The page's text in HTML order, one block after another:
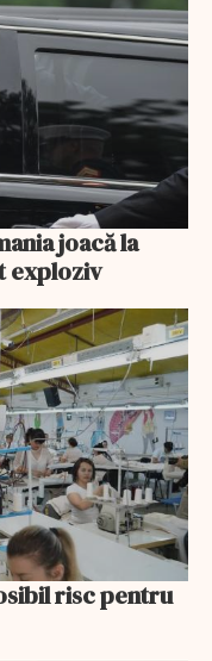
joacă la
exploziv
risc pentru